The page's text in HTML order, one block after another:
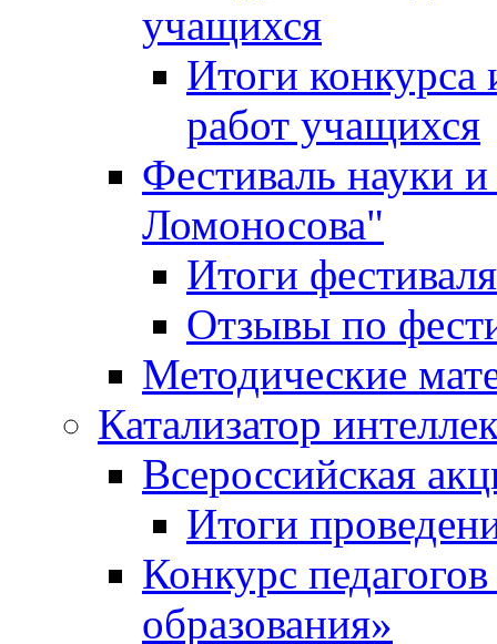
учащихся
Итоги конкурса
работ учащихся
Фестиваль науки
Ломоносова"
Итоги фестиваля
Отзывы по
Методические
Катализатор
Всероссийская
Итоги
Конкурс
образования»